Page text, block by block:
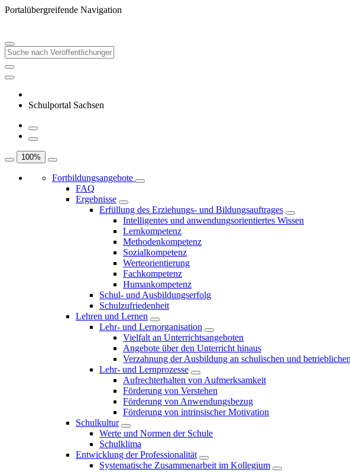
Portalübergreifende Navigation
Schulportal Sachsen
100%
Fortbildungsangebote
FAQ
Ergebnisse
Erfüllung des Erziehungs- und Bildungsauftrages
Intelligentes und anwendungsorientiertes Wissen
Lernkompetenz
Methodenkompetenz
Sozialkompetenz
Werteorientierung
Fachkompetenz
Humankompetenz
Schul- und Ausbildungserfolg
Schulzufriedenheit
Lehren und Lernen
Lehr- und Lernorganisation
Vielfalt an Unterrichtsangeboten
Angebote über den Unterricht hinaus
Verzahnung der Ausbildung an schulischen und
Lehr- und Lernprozesse
Aufrechterhalten von Aufmerksamkeit
Förderung von Verstehen
Förderung von Anwendungsbezug
Förderung von intrinsischer Motivation
Schulkultur
Werte und Normen der Schule
Schulklima
Entwicklung der Professionalität
Systematische Zusammenarbeit im Kollegium